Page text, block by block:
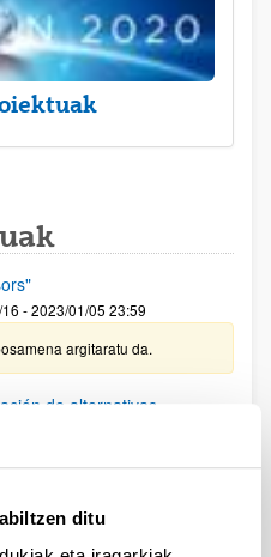
ditu
- 2023/01/05 23:59
argitaratu da.
de alternativas
para la conservación
argitaratu da.